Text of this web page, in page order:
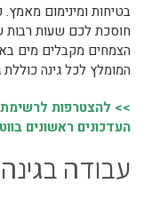
בטיחות ומינימום
חוסכת לכם שעות רבות
הצמחים מקבלים מים
המומלץ לכל גינה
>> להצטרפות
העדכונים ראשונים
עבודה